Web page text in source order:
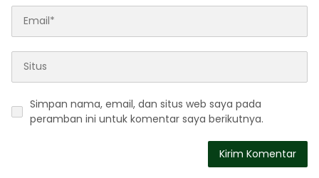
Simpan nama, email, dan situs web saya pada
peramban ini untuk komentar saya berikutnya.